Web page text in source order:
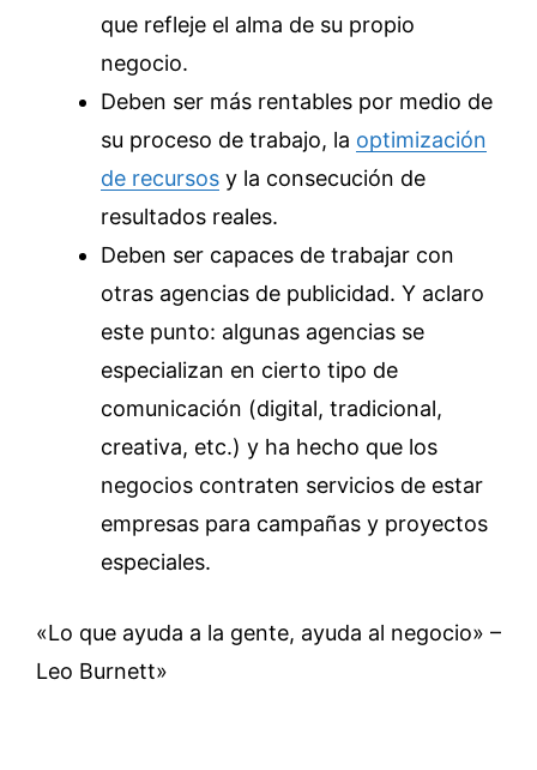
que refleje el alma de su propio
negocio.
Deben ser más rentables por medio de
su proceso de trabajo, la optimización
de recursos y la consecución de
resultados reales.
Deben ser capaces de trabajar con
otras agencias de publicidad. Y aclaro
este punto: algunas agencias se
especializan en cierto tipo de
comunicación (digital, tradicional,
creativa, etc.) y ha hecho que los
negocios contraten servicios de estar
empresas para campañas y proyectos
especiales.
«Lo que ayuda a la gente, ayuda al negocio» –
Leo Burnett»